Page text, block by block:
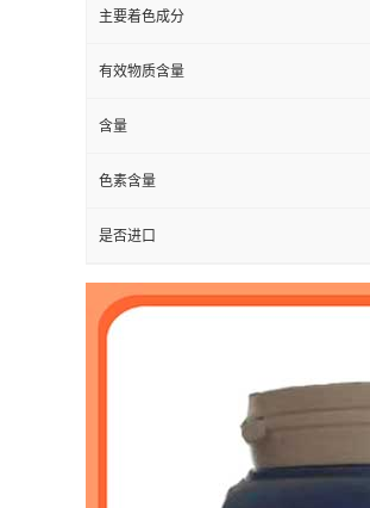
主要着色成分
有效物质含量
含量
色素含量
是否进口